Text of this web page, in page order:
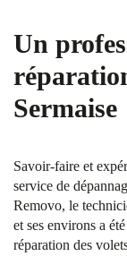
Un
Sermaise
Savoir-faire et
service de
Removo, le
et ses environs a
réparation des